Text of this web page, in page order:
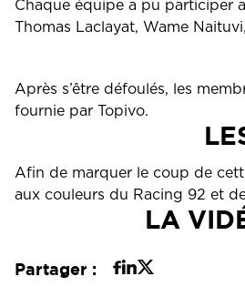
Chaque équipe a pu participer
Thomas Laclayat, Wame
Après s’être défoulés, les
fournie par Topivo.
Afin de marquer le coup de
aux couleurs du Racing 92 et
LA
Partager :